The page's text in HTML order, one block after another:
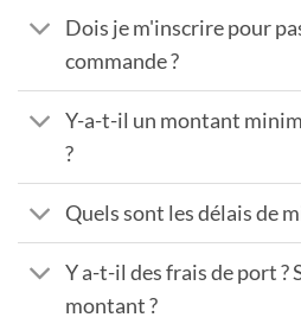
Dois je m'inscrire pour
commande ?
Y-a-t-il un montant
?
Quels sont les délais de
Y a-t-il des frais de port ?
montant ?